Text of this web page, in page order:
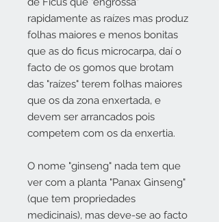
rapidamente as raízes mas produz
folhas maiores e menos bonitas
que as do ficus microcarpa, daí o
facto de os gomos que brotam
das "raízes" terem folhas maiores
que os da zona enxertada, e
devem ser arrancados pois
competem com os da enxertia.
O nome "ginseng" nada tem que
ver com a planta "Panax Ginseng"
(que tem propriedades
medicinais), mas deve-se ao facto